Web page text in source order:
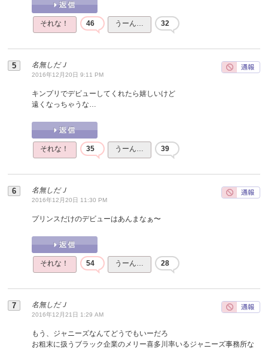
それな！ 46 うーん… 32
名無しだＪ
2016年12月20日 9:11 PM
キンプリでデビューしてくれたら嬉しいけど
遠くなっちゃうな…
それな！ 35 うーん… 39
名無しだＪ
2016年12月20日 11:30 PM
プリンスだけのデビューはあんまなぁ〜
それな！ 54 うーん… 28
名無しだＪ
2016年12月21日 1:29 AM
もう、ジャニーズなんてどうでもいーだろ
お粗末に扱うブラック企業のメリー喜多川率いるジャニーズ事務所な